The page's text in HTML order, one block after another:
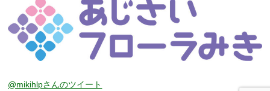
@mikihlpさんのツイート